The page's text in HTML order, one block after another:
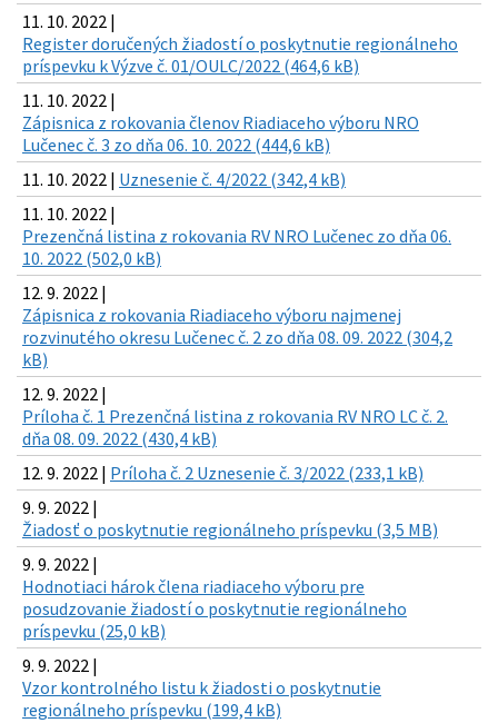
11. 10. 2022 |
Register doručených žiadostí o poskytnutie regionálneho
príspevku k Výzve č. 01/OULC/2022 (464,6 kB)
11. 10. 2022 |
Zápisnica z rokovania členov Riadiaceho výboru NRO
Lučenec č. 3 zo dňa 06. 10. 2022 (444,6 kB)
11. 10. 2022 | Uznesenie č. 4/2022 (342,4 kB)
11. 10. 2022 |
Prezenčná listina z rokovania RV NRO Lučenec zo dňa 06.
10. 2022 (502,0 kB)
12. 9. 2022 |
Zápisnica z rokovania Riadiaceho výboru najmenej
rozvinutého okresu Lučenec č. 2 zo dňa 08. 09. 2022 (304,2
kB)
12. 9. 2022 |
Príloha č. 1 Prezenčná listina z rokovania RV NRO LC č. 2.
dňa 08. 09. 2022 (430,4 kB)
12. 9. 2022 | Príloha č. 2 Uznesenie č. 3/2022 (233,1 kB)
9. 9. 2022 |
Žiadosť o poskytnutie regionálneho príspevku (3,5 MB)
9. 9. 2022 |
Hodnotiaci hárok člena riadiaceho výboru pre
posudzovanie žiadostí o poskytnutie regionálneho
príspevku (25,0 kB)
9. 9. 2022 |
Vzor kontrolného listu k žiadosti o poskytnutie
regionálneho príspevku (199,4 kB)